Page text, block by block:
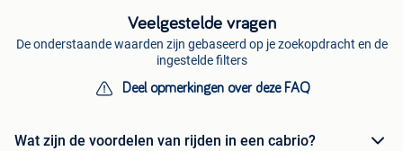
Veelgestelde vragen
De onderstaande waarden zijn gebaseerd op je zoekopdracht en de
ingestelde filters
Deel opmerkingen over deze FAQ
Wat zijn de voordelen van rijden in een cabrio?